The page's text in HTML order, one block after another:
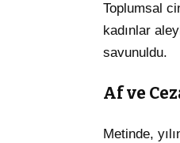
Toplumsal
kadınlar
savunuldu.
Af ve
Metinde,